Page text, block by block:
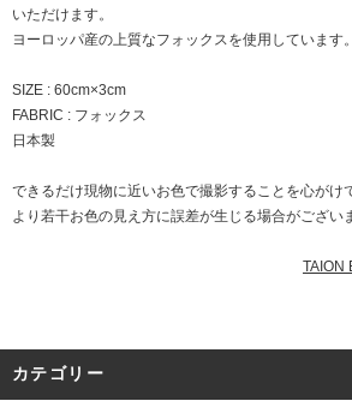
いただけます。
ヨーロッパ産の上質なフォックスを使用しています。
SIZE : 60cm×3cm
FABRIC : フォックス
日本製
できるだけ現物に近いお色で撮影することを心がけ
より若干お色の見え方に誤差が生じる場合がござい
TAION
カテゴリー